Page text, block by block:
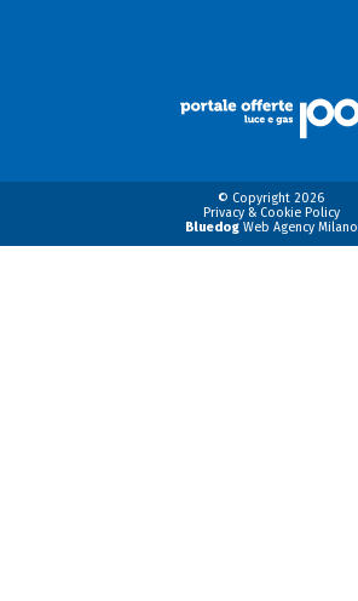
© Copyright 2026
Privacy & Cookie Policy
BluedogWeb Agency Milano